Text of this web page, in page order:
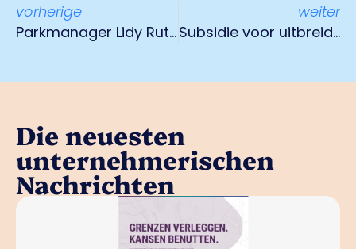
vorherige
Parkmanager Lidy Rutten ontmoet premier Mark Rutte
weiter
Subsidie voor uitbreiding vrachtwagenparkeerplaats
Die neuesten
unternehmerischen
Nachrichten